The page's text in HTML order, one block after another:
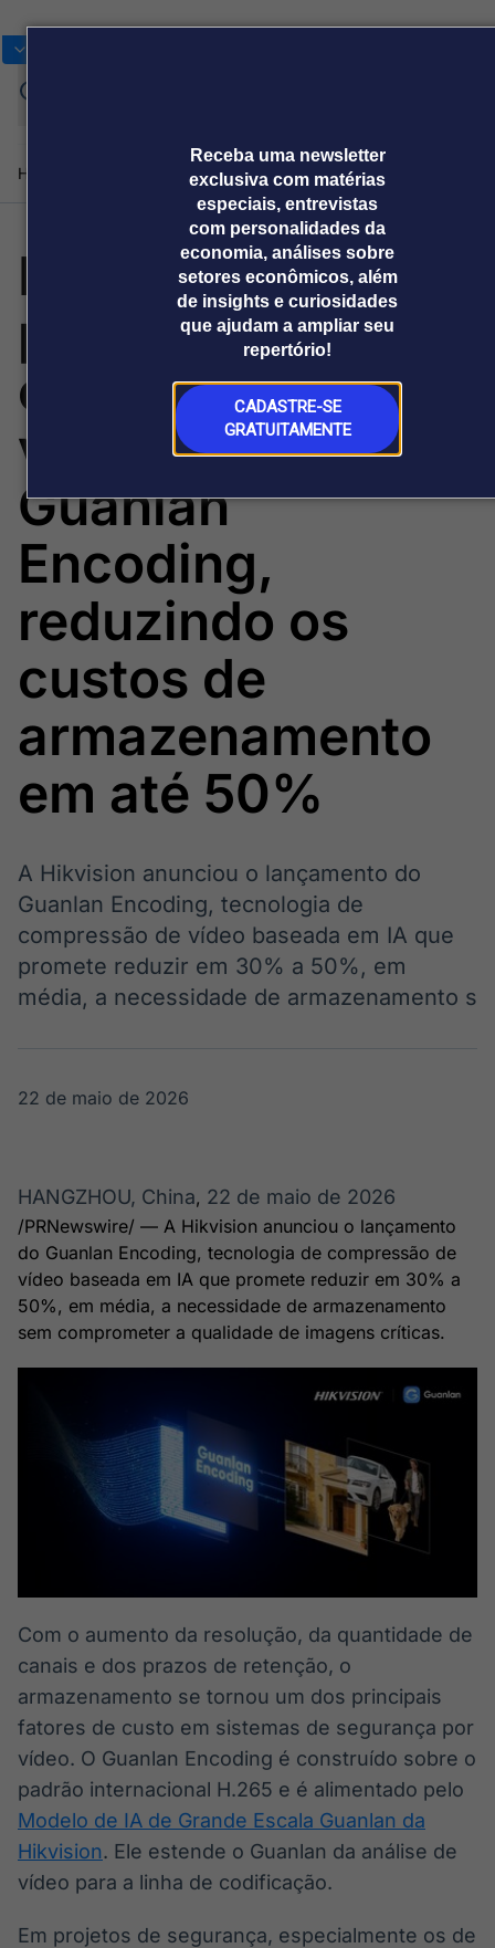
Receba uma newsletter
exclusiva com matérias
especiais, entrevistas
com personalidades da
economia, análises sobre
setores econômicos, além
de insights e curiosidades
que ajudam a ampliar seu
repertório!
CADASTRE-SE
GRATUITAMENTE
Home Produtos e soluçõesNotíciasBlogWeekendInstitucional
Plataformas
Broadcast
Broadcast+
O mercado
financeiro em
tempo real
Broadcast
Tudo sobre o
agronegócio
Broadcast
Os bastidores da
tempo real
Broadcast
White Label
conteúdos
personalizados
Soluções de Dados
e Conteúdos
Plataforma para
negociação de
ativos
Datafeed
conteúdos e
dados
Broadcast
Broadcast
Wallboard
Conteúdos e
dados para
displays e telas
Curadoria
Curadoria de
conteúdos
noticiosos
Soluções de
Tecnologia
Broadcast
Radar
Monitoramento
notícias e
conteúdos
Broadcast
Fundos
A melhor
de investimento
no Brasil
IA
Em breve
BroadFast
Em breve
Gestão de
Investimentos
Em breve
de ativos
Em breve
Crédito
Releases Broadcast
Prêmio Broadcast
Prêmio Broadcast
Empresas
Releases
Hikvision traz IA
para a
compressão de
vídeo com o
Guanlan
Encoding,
reduzindo os
custos de
armazenamento
em até 50%
A Hikvision anunciou o lançamento do
Guanlan Encoding, tecnologia de
compressão de vídeo baseada em IA que
promete reduzir em 30% a 50%, em
média, a necessidade de armazenamento s
22 de maio de 2026
HANGZHOU, China, 22 de maio de 2026
/PRNewswire/ — A Hikvision anunciou o lançamento
do Guanlan Encoding, tecnologia de compressão de
vídeo baseada em IA que promete reduzir em 30% a
50%, em média, a necessidade de armazenamento
sem comprometer a qualidade de imagens críticas.
Com o aumento da resolução, da quantidade de
canais e dos prazos de retenção, o
armazenamento se tornou um dos principais
fatores de custo em sistemas de segurança por
vídeo. O Guanlan Encoding é construído sobre o
padrão internacional H.265 e é alimentado pelo
Modelo de IA de Grande Escala Guanlan da
Hikvision. Ele estende o Guanlan da análise de
vídeo para a linha de codificação.
Em projetos de segurança, especialmente os de